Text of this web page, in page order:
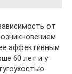
от
эффективным
60 лет и у